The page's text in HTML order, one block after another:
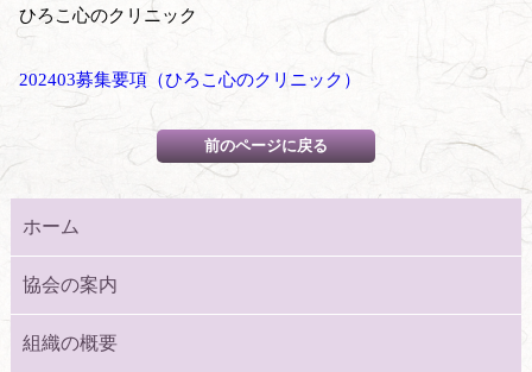
ひろこ心のクリニック
202403募集要項（ひろこ心のクリニック）
ホーム
協会の案内
組織の概要